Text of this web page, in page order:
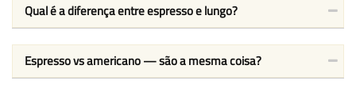
Qual é a diferença entre espresso e lungo?
Espresso vs americano — são a mesma coisa?